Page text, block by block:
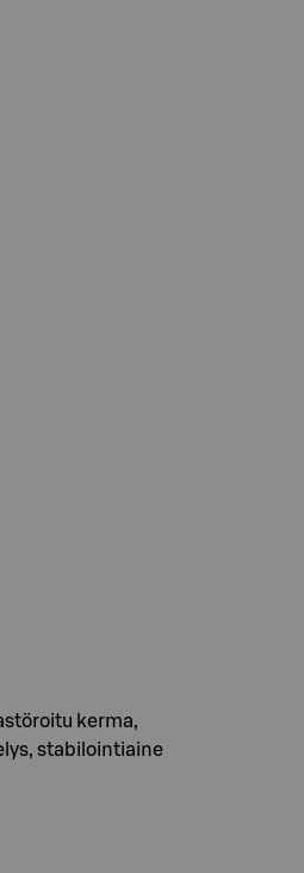
kerma,
stabilointiaine